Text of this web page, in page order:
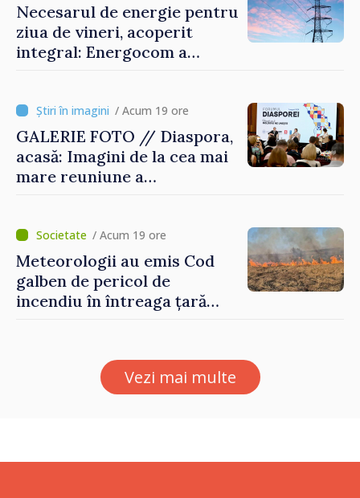
Necesarul de energie pentru
ziua de vineri, acoperit
integral: Energocom a
/ Acum 19 ore
GALERIE FOTO // Diaspora,
acasă: Imagini de la cea mai
mare reuniune a
/ Acum 19 ore
Meteorologii au emis Cod
galben de pericol de
incendiu în întreaga țară
Vezi mai multe